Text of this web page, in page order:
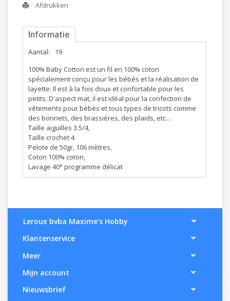
Afdrukken
Informatie
Aantal:
19
100% Baby Cotton est un fil en 100% coton
spécialement conçu pour les bébés et la réalisation de
layette. Il est à la fois doux et confortable pour les
petits. D'aspect mat, il est idéal pour la confection de
vêtements pour bébés et tous types de tricots comme
des bonnets, des brassières, des plaids, etc...
Taille aiguilles 3.5/4,
Taille crochet 4
Pelote de 50gr, 106 mètres,
Coton 100% coton,
Lavage 40° programme délicat
Leroux bvba Maxime's Hobby
Klantenservice
Meer
Mijn account
Nieuwsbrief